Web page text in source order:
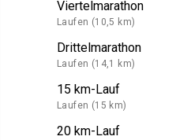
Viertelmarathon
Laufen (10,5 km)
Drittelmarathon
Laufen (14,1 km)
15 km-Lauf
Laufen (15 km)
20 km-Lauf